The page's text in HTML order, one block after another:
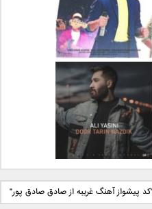
دانلود آهنگ جدید فرزاد
فرزین بنام آتیش
دانلود آهنگ جدید علی
یاسینی بنام دورترین نزدیک
پیشواز آهنگ غریبه از صادق صادق پور"